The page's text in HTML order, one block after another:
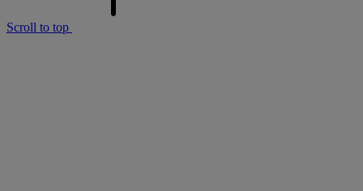
Scroll to top